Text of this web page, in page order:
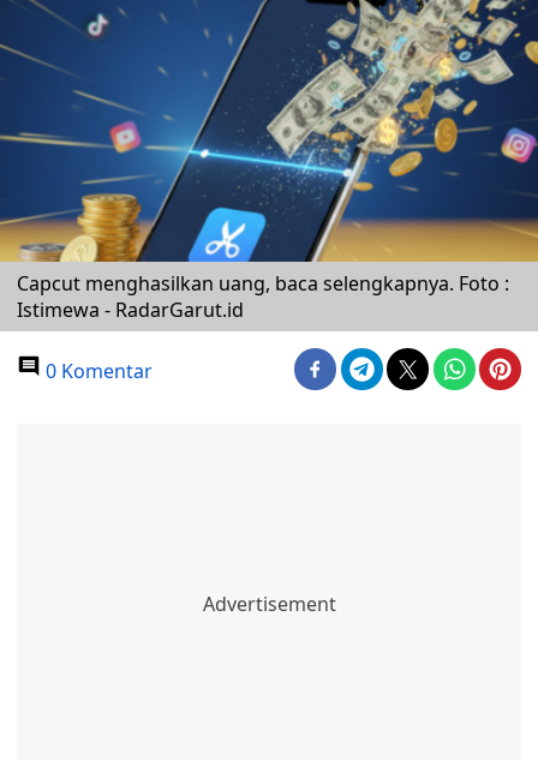
Capcut menghasilkan uang, baca selengkapnya. Foto :
Istimewa - RadarGarut.id
0 Komentar